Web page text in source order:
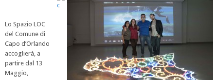
Lo Spazio LOC
del Comune di
Capo d’Orlando
accoglierà, a
partire dal 13
Maggio,